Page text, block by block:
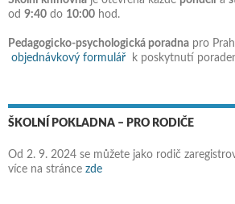
od 9:40 do 10:00 hod.
Pedagogicko-psychologická poradna pro
objednávkový formulář k poskytnutí
ŠKOLNÍ POKLADNA – PRO RODIČE
Od 2. 9. 2024 se můžete jako rodič
více na stránce zde